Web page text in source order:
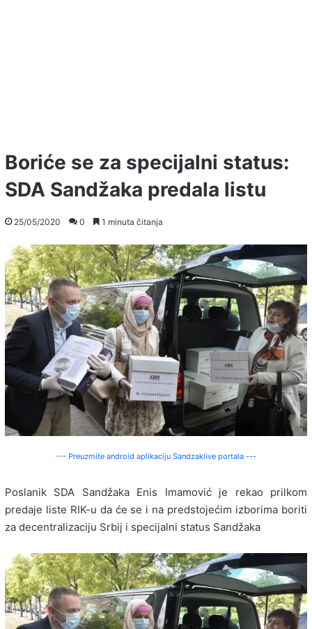
Boriće se za specijalni status:
SDA Sandžaka predala listu
25/05/2020 0 1 minuta čitanja
--- Preuzmite android aplikaciju Sandzaklive portala ---
Poslanik SDA Sandžaka Enis Imamović je rekao prilkom
predaje liste RIK-u da će se i na predstojećim izborima boriti
za decentralizaciju Srbij i specijalni status Sandžaka